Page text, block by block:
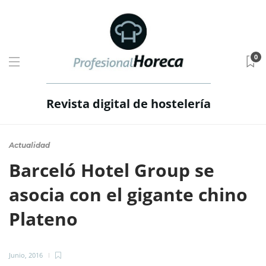
Revista digital de hostelería
0
Actualidad
Barceló Hotel Group se
asocia con el gigante chino
Plateno
Junio, 2016